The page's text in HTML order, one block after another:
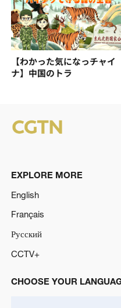
【わかった気になっチャイ
ナ】中国のトラ
EXPLORE MORE
English
Français
Русский
CCTV+
CHOOSE YOUR